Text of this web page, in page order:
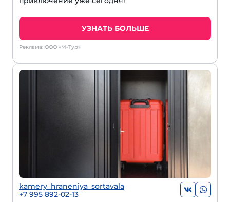
УЗНАТЬ БОЛЬШЕ
Реклама: ООО «М-Тур»
kamery_hraneniya_sortavala
+7 995 892-02-13